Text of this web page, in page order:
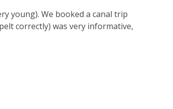
young). We booked a canal trip
correctly) was very informative,